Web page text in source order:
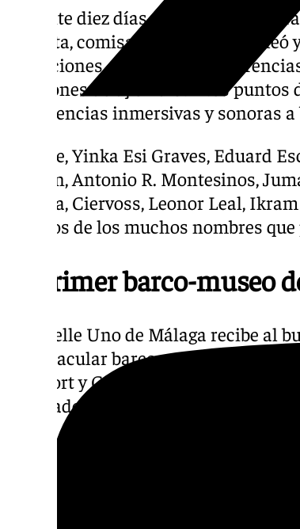
Durante diez días, el festival
gratuita, comisariada por Rosa
actuaciones, conciertos,
y sesiones de dj en distintos puntos
experiencias inmersivas y sonoras
Perrate, Yinka Esi Graves, Eduard
O’Ryan, Antonio R. Montesinos,
Espada, Ciervoss, Leonor Leal,
algunos de los muchos nombres
El primer barco-museo
El Muelle Uno de Málaga recibe al
espectacular barco-museo de 47
Beaufort y Guillaume Verdier y
unificador con el diseño de la artista